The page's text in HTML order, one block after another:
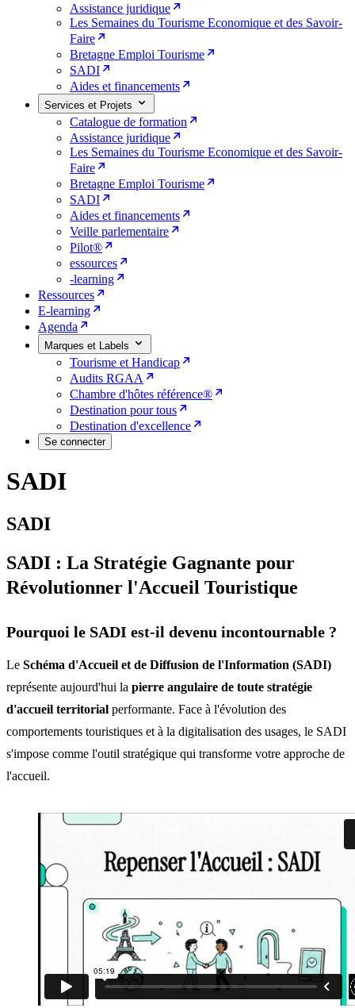
Assistance juridique
Les Semaines du Tourisme Economique et des Savoir-
Faire
Bretagne Emploi Tourisme
SADI
Aides et financements
Services et Projets
Catalogue de formation
Assistance juridique
Les Semaines du Tourisme Economique et des Savoir-
Faire
Bretagne Emploi Tourisme
SADI
Aides et financements
Veille parlementaire
Pilot®
essources
-learning
Ressources
E-learning
Agenda
Marques et Labels
Tourisme et Handicap
Audits RGAA
Chambre d'hôtes référence®
Destination pour tous
Destination d'excellence
Se connecter
SADI
SADI
SADI : La Stratégie Gagnante pour
Révolutionner l'Accueil Touristique
Pourquoi le SADI est-il devenu incontournable ?
Le Schéma d'Accueil et de Diffusion de l'Information (SADI)
représente aujourd'hui la pierre angulaire de toute stratégie
d'accueil territorial performante. Face à l'évolution des
comportements touristiques et à la digitalisation des usages, le SADI
s'impose comme l'outil stratégique qui transforme votre approche de
l'accueil.